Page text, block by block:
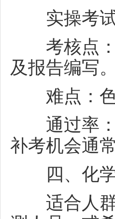
实操考
考核点：
及报告编写。
难点：色
通过率：
补考机会通
四、 化
适合人群